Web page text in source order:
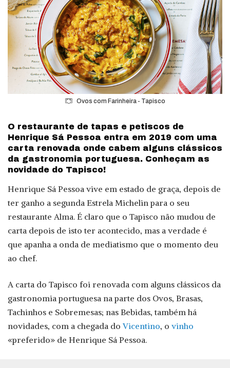
Ovos com Farinheira - Tapisco
O restaurante de tapas e petiscos de
Henrique Sá Pessoa entra em 2019 com uma
carta renovada onde cabem alguns clássicos
da gastronomia portuguesa. Conheçam as
novidade do Tapisco!
Henrique Sá Pessoa vive em estado de graça, depois de
ter ganho a segunda Estrela Michelin para o seu
restaurante Alma. É claro que o Tapisco não mudou de
carta depois de isto ter acontecido, mas a verdade é
que apanha a onda de mediatismo que o momento deu
ao chef.
A carta do Tapisco foi renovada com alguns clássicos da
gastronomia portuguesa na parte dos Ovos, Brasas,
Tachinhos e Sobremesas; nas Bebidas, também há
novidades, com a chegada doVicentino, o vinho
«preferido» de Henrique Sá Pessoa.